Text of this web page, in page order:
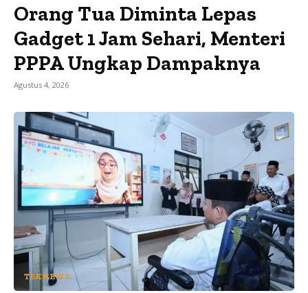
Orang Tua Diminta Lepas
Gadget 1 Jam Sehari, Menteri
PPPA Ungkap Dampaknya
Agustus 4, 2026
TEKNEWS